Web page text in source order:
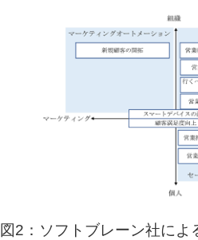
図2：ソフトブレーン社に